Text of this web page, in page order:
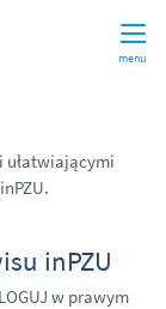
menu
ułatwiającymi
inPZU
w prawym